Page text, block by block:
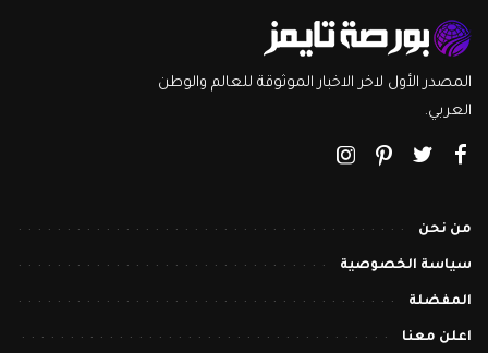
المصدر الأول لاخر الاخبار الموثوقة للعالم والوطن
العربي.
من نحن
سياسة الخصوصية
المفضلة
اعلن معنا